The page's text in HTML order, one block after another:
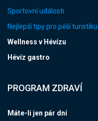
Sportovní události
Nejlepší tipy pro pěší turistiku
Wellness v Hévízu
Hévíz gastro
PROGRAM ZDRAVÍ
Máte-li jen pár dní